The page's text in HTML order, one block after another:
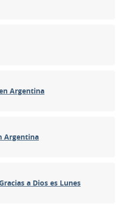
Argentina
Argentina
a Dios es Lunes